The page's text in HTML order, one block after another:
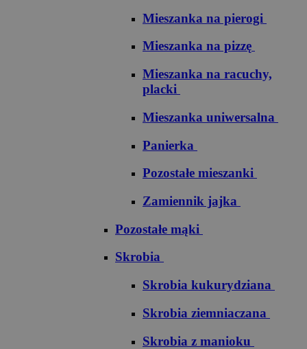
Mieszanka na pierogi
Mieszanka na pizzę
Mieszanka na racuchy,
placki
Mieszanka uniwersalna
Panierka
Pozostałe mieszanki
Zamiennik jajka
Pozostałe mąki
Skrobia
Skrobia kukurydziana
Skrobia ziemniaczana
Skrobia z manioku